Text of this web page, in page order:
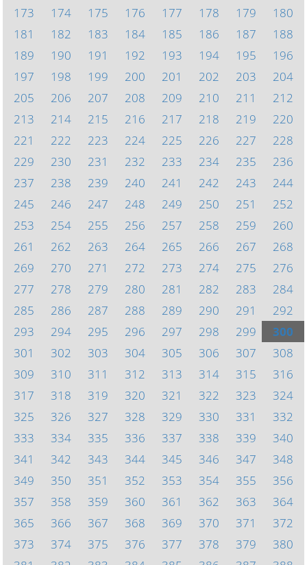
173
174 175 176 177 178 179
180
181
182 183 184 185 186 187
188
189
190 191 192 193 194 195
196
197
198 199 200 201 202 203
204
205
206 207 208 209 210 211
212
213
214 215 216 217 218 219
220
221
222 223 224 225 226 227
228
229
230 231 232 233 234 235
236
237
238 239 240 241 242 243
244
245
246 247 248 249 250 251
252
253
254 255 256 257 258 259
260
261
262 263 264 265 266 267
268
269
270 271 272 273 274 275
276
277
278 279 280 281 282 283
284
285
286 287 288 289 290 291
292
293
294 295 296 297 298 299
300
301
302 303 304 305 306 307
308
309
310 311 312 313 314 315
316
317
318 319 320 321 322 323
324
325
326 327 328 329 330 331
332
333
334 335 336 337 338 339
340
341
342 343 344 345 346 347
348
349
350 351 352 353 354 355
356
357
358 359 360 361 362 363
364
365
366 367 368 369 370 371
372
373
374 375 376 377 378 379
380